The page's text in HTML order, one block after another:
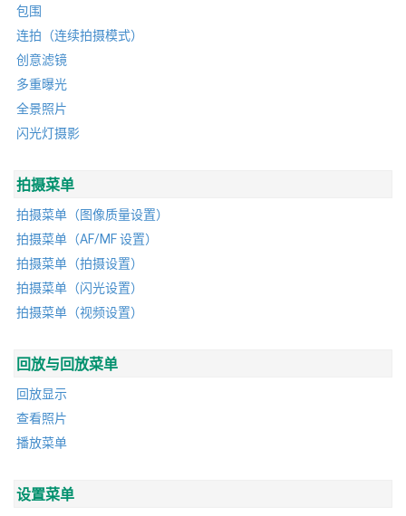
包围
连拍（连续拍摄模式）
创意滤镜
多重曝光
全景照片
闪光灯摄影
拍摄菜单
拍摄菜单（图像质量设置）
拍摄菜单（AF/MF 设置）
拍摄菜单（拍摄设置）
拍摄菜单（闪光设置）
拍摄菜单（视频设置）
回放与回放菜单
回放显示
查看照片
播放菜单
设置菜单